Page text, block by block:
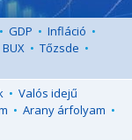
• GDP • Infláció •
BUX • Tőzsde •
• Valós idejű
• Arany árfolyam •